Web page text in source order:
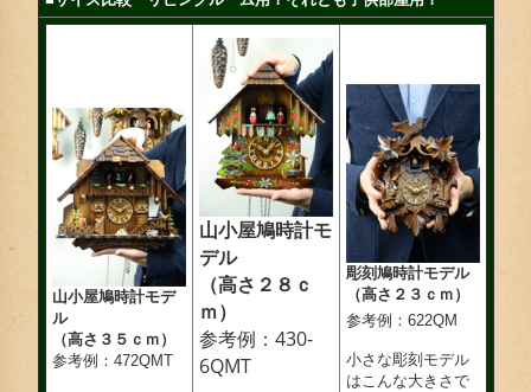
山小屋鳩時計モデ
ル
（高さ３５ｃｍ）
参考例：472QMT
山小屋鳩時計モ
デル
（高さ２８ｃ
ｍ）
参考例：430-
6QMT
彫刻鳩時計モデル
（高さ２３ｃｍ）
参考例：622QM
小さな彫刻モデル
はこんな大きさで